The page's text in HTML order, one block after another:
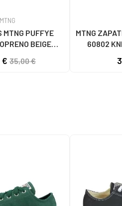
MTNG
MTNG PUFFYE
BEIGE
BEIGE
€ 35,00 €
MTNG
60802